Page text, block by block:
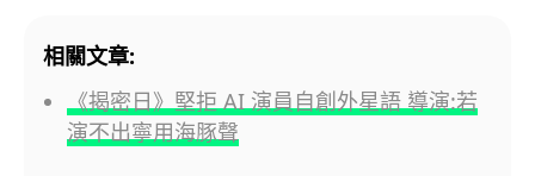
相關文章:
《揭密日》堅拒 AI 演員自創外星語 導演:若
演不出寧用海豚聲